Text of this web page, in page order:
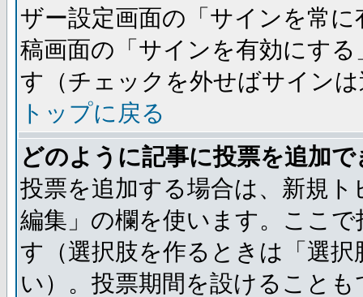
ザー設定画面の「サインを常
稿画面の「サインを有効にす
す（チェックを外せばサイン
トップに戻る
どのように記事に投票を追加
投票を追加する場合は、新規
編集」の欄を使います。ここ
す（選択肢を作るときは「選
い）。投票期間を設けること